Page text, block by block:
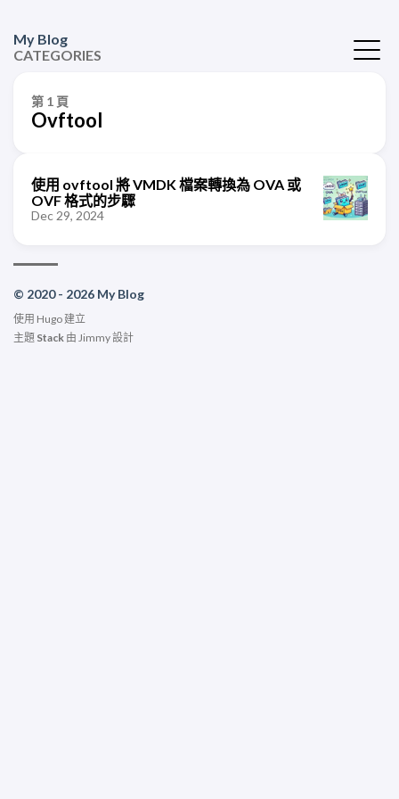
My Blog
CATEGORIES
第 1 頁
Ovftool
使用 ovftool 將 VMDK 檔案轉換為 OVA 或
OVF 格式的步驟
Dec 29, 2024
© 2020 - 2026 My Blog
使用 Hugo建立
主題 Stack 由 Jimmy設計